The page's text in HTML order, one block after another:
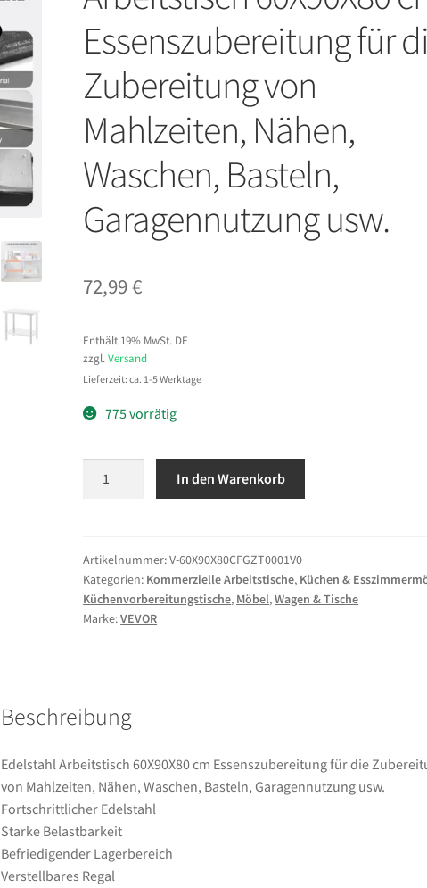
Essenszubereitung für
Zubereitung von
Mahlzeiten, Nähen,
Waschen, Basteln,
Garagennutzung usw.
72,99€
Enthält 19% MwSt. DE
zzgl.Versand
Lieferzeit: ca. 1-5 Werktage
775 vorrätig
cm
Essenszubereitung
für
die
Nähen,
Basteln,
Garagennutzung
usw.
Menge
In den Warenkorb
Artikelnummer:V-60X90X80CFGZT0001V0
Kategorien: Kommerzielle Arbeitstische, Küchen &
Küchenvorbereitungstische, Möbel,Wagen & Tische
Marke:VEVOR
Beschreibung
Edelstahl Arbeitstisch 60X90X80 cm Essenszubereitung für die
von Mahlzeiten, Nähen, Waschen, Basteln, Garagennutzung usw.
Fortschrittlicher Edelstahl
Starke Belastbarkeit
Befriedigender Lagerbereich
Verstellbares Regal